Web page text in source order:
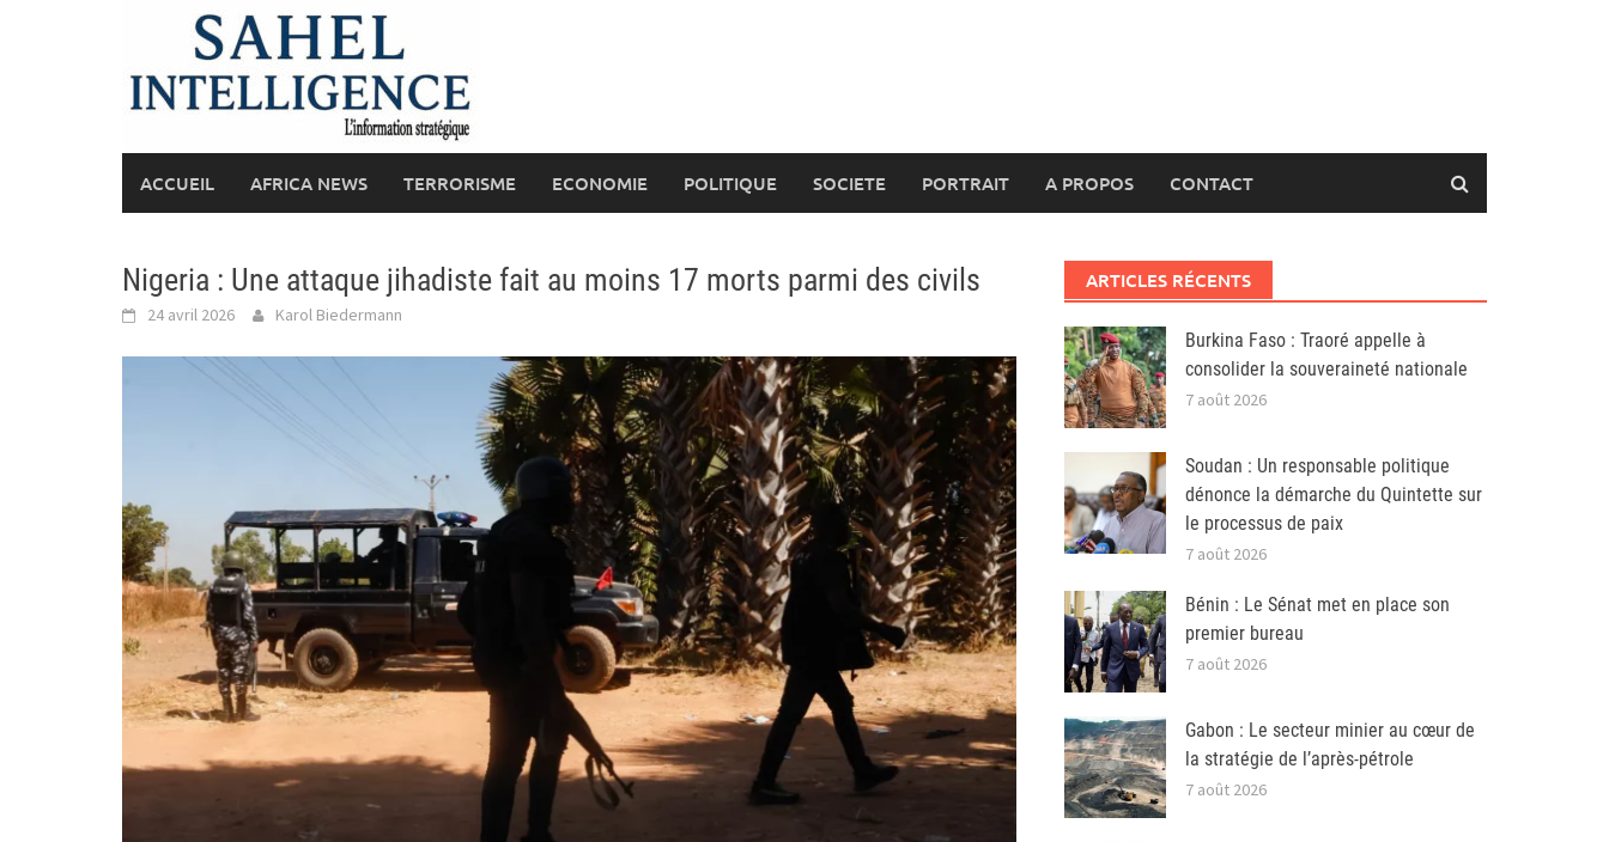
ACCUEIL AFRICA NEWS TERRORISME ECONOMIE POLITIQUE SOCIETE PORTRAIT A PROPOS CONTACT
Nigeria : Une attaque jihadiste fait au moins 17 morts parmi des civils
24 avril 2026 Karol Biedermann
ARTICLES RÉCENTS
Burkina Faso : Traoré appelle à
consolider la souveraineté nationale
7 août 2026
Soudan : Un responsable politique
dénonce la démarche du Quintette sur
le processus de paix
7 août 2026
Bénin : Le Sénat met en place son
premier bureau
7 août 2026
Gabon : Le secteur minier au cœur de
la stratégie de l’après-pétrole
7 août 2026